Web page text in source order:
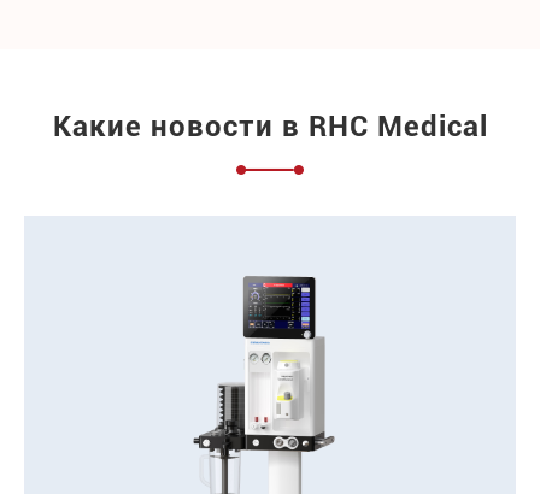
Какие новости в RHC Medical